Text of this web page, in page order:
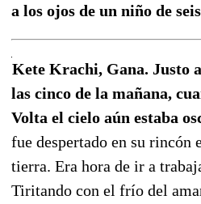
a los ojos de un niño de
Kete Krachi, Gana. Justo
las cinco de la mañana,
Volta el cielo aún estaba
fue despertado en su rincón
tierra. Era hora de ir a
Tiritando con el frío del